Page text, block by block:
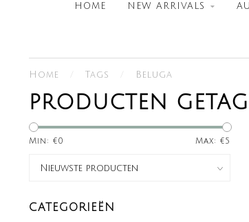
HOME NEW ARRIVALS
Home Tags Beluga
PRODUCTEN
Min: €0 Max: €5
CATEGORIEËN